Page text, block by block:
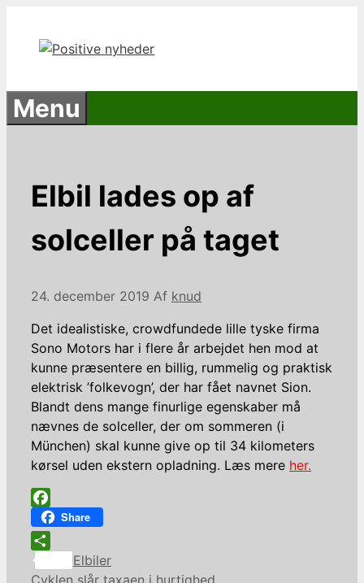
indhold
Menu
Elbil lades op af
solceller på taget
24. december 2019 Af knud
Det idealistiske, crowdfundede lille tyske firma
Sono Motors har i flere år arbejdet hen mod at
kunne præsentere en billig, rummelig og praktisk
elektrisk ’folkevogn’, der har fået navnet Sion.
Blandt dens mange finurlige egenskaber må
nævnes de solceller, der om sommeren (i
München) skal kunne give op til 34 kilometers
kørsel uden ekstern opladning. Læs mere her.
Facebook
Share
Share
Kategorier
Elbiler
Cyklen slår taxaen i hurtighed